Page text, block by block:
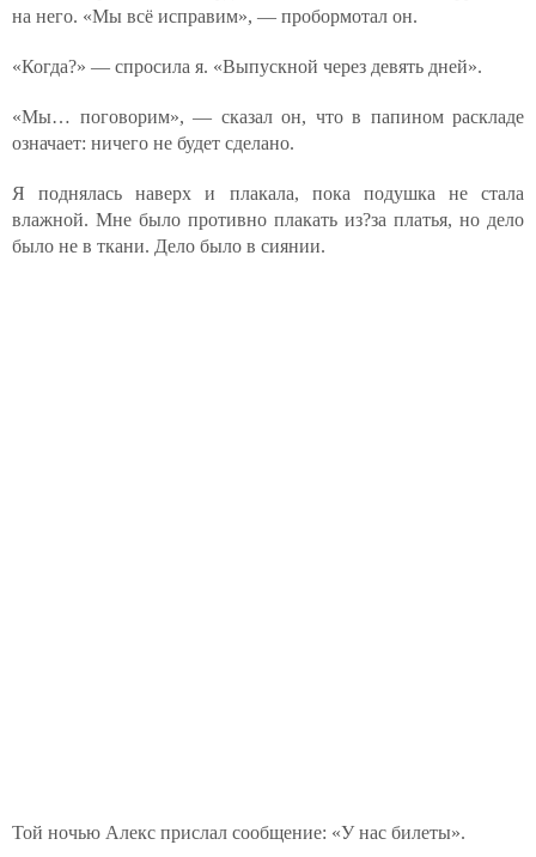
на него. «Мы всё исправим», — пробормотал он.
«Когда?» — спросила я. «Выпускной через девять дней».
«Мы… поговорим», — сказал он, что в папином раскладе
означает: ничего не будет сделано.
Я поднялась наверх и плакала, пока подушка не стала
влажной. Мне было противно плакать из?за платья, но дело
было не в ткани. Дело было в сиянии.
Той ночью Алекс прислал сообщение: «У нас билеты».